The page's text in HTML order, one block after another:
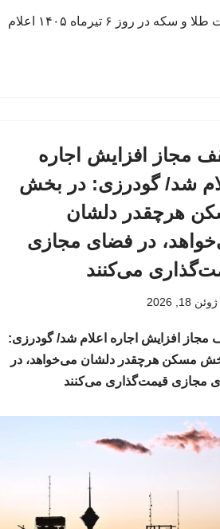
قیمت طلا و سکه در روز ۶ تیرماه ۱۴۰۵ اعلام
مجاز افزایش اجاره
شد/ گودرزی: در بخش
هرچقدر دلشان
در فضای مجازی
می‌کنند
ژوئن 18, 2026
افزایش اجاره اعلام شد/ گودرزی:
مسکن هرچقدر دلشان می‌خواهد، در
مجازی قیمت‌گذاری می‌کنند